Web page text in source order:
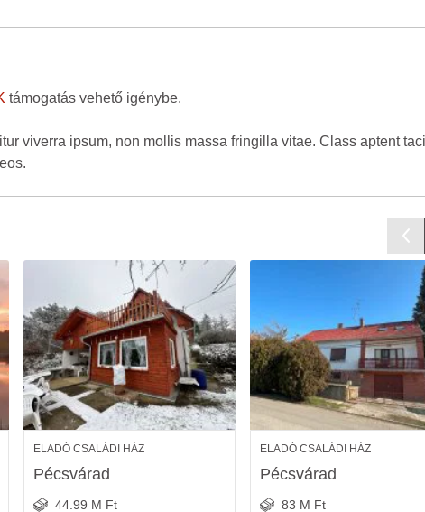
támogatás vehető igénybe.
viverra ipsum, non mollis massa fringilla vitae. Class aptent
ELADÓ CSALÁDI HÁZ
Pécsvárad
44.99 M Ft
ELADÓ CSALÁDI HÁZ
Pécsvárad
83 M Ft